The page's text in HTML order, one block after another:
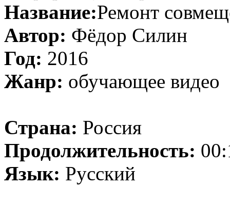
Название:Ремонт
Автор: Фёдор Силин
Год: 2016
Жанр: обучающее видео
Страна: Россия
Продолжительность:
Язык: Русский